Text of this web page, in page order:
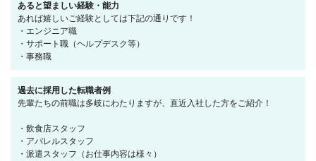
あると望ましい経験・能力
あれば嬉しいご経験としては下記の通りです！
・エンジニア職
・サポート職（ヘルプデスク等）
・事務職
過去に採用した転職者例
先輩たちの前職は多岐にわたりますが、直近入社した方をご紹介！
・飲食店スタッフ
・アパレルスタッフ
・派遣スタッフ（お仕事内容は様々）